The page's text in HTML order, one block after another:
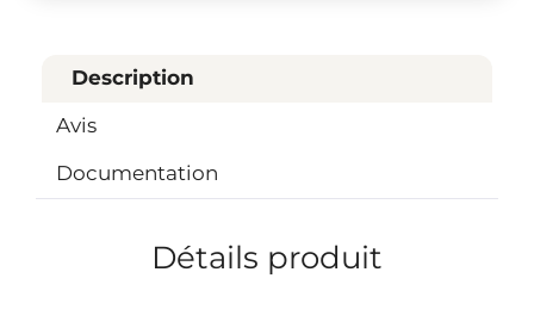
Description
Avis
Documentation
Détails produit